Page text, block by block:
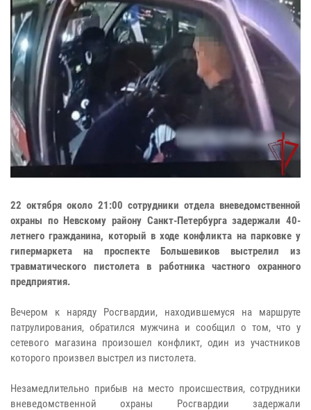
22 октября около 21:00 сотрудники отдела вневедомственной
охраны по Невскому району Санкт-Петербурга задержали 40-
летнего гражданина, который в ходе конфликта на парковке у
гипермаркета на проспекте Большевиков выстрелил из
травматического пистолета в работника частного охранного
предприятия.
Вечером к наряду Росгвардии, находившемуся на маршруте
патрулирования, обратился мужчина и сообщил о том, что у
сетевого магазина произошел конфликт, один из участников
которого произвел выстрел из пистолета.
Незамедлительно прибыв на место происшествия, сотрудники
вневедомственной охраны Росгвардии задержали